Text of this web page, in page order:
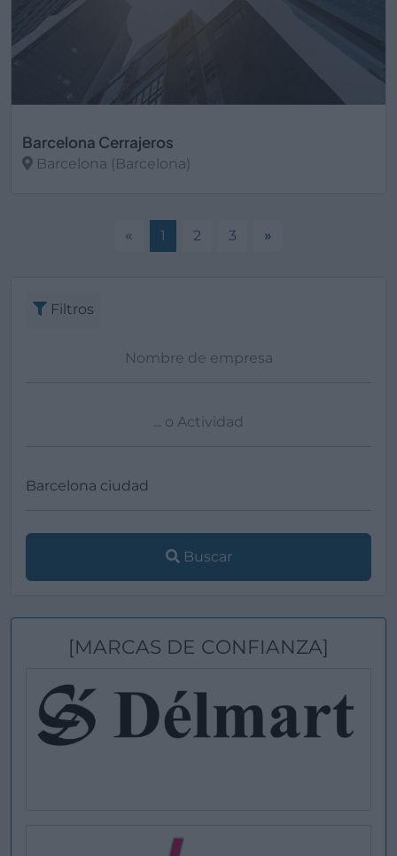
Barcelona Cerrajeros
Barcelona (Barcelona)
« 1 2 3 »
Filtros
Buscar
[MARCAS DE CONFIANZA]